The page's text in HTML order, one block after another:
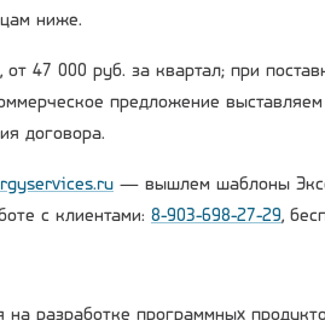
ниже.
47 000 руб. за квартал; при
предложение
договора.
— вышлем шаблоны
с клиентами: 8-903-698-27-29,
разработке программных